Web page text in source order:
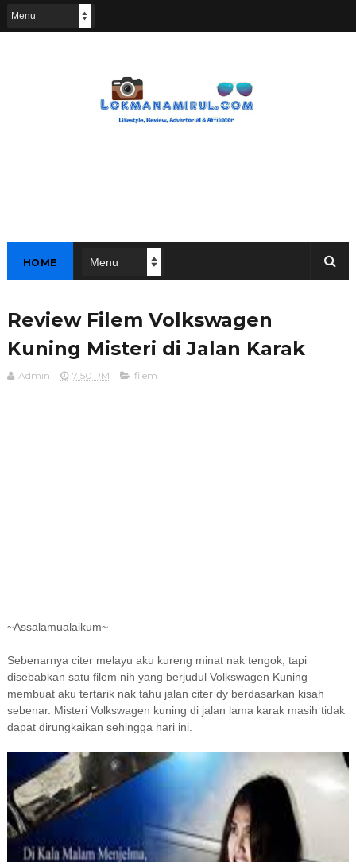
HOME
Review Filem Volkswagen
Kuning Misteri di Jalan Karak
Admin 7:50 PM filem
~Assalamualaikum~
Sebenarnya citer melayu aku kureng minat nak tengok, tapi
disebabkan satu filem nih yang berjudul Volkswagen Kuning
membuat aku tertarik nak tahu jalan citer dy berdasarkan kisah
sebenar. Misteri Volkswagen kuning di jalan lama karak masih tidak
dapat dirungkaikan sehingga hari ini.